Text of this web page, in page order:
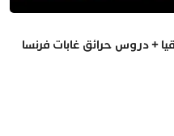
+ دروس حرائق غابات فرنسا